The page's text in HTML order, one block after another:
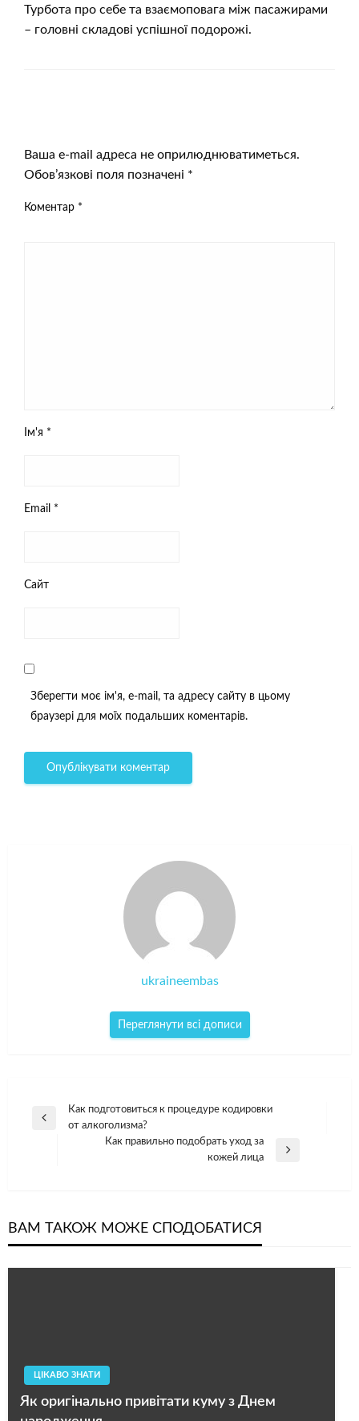
Турбота про себе та взаємоповага між пасажирами
– головні складові успішної подорожі.
Ваша e-mail адреса не оприлюднюватиметься.
Обов’язкові поля позначені *
Коментар *
Ім'я *
Email *
Сайт
Зберегти моє ім'я, e-mail, та адресу сайту в цьому
браузері для моїх подальших коментарів.
ukraineembas
Переглянути всі дописи
Навігація
Попередній
Как подготовиться к процедуре кодировки
от алкоголизма?
Как правильно подобрать уход за
кожей лица
ВАМ ТАКОЖ МОЖЕ СПОДОБАТИСЯ
ЦІКАВО ЗНАТИ
Як оригінально привітати куму з Днем